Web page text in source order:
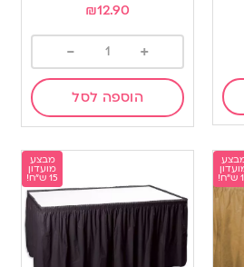
₪12.90
+
-
הוספה לסל
מבצע
מועדון
15 ש"ח!